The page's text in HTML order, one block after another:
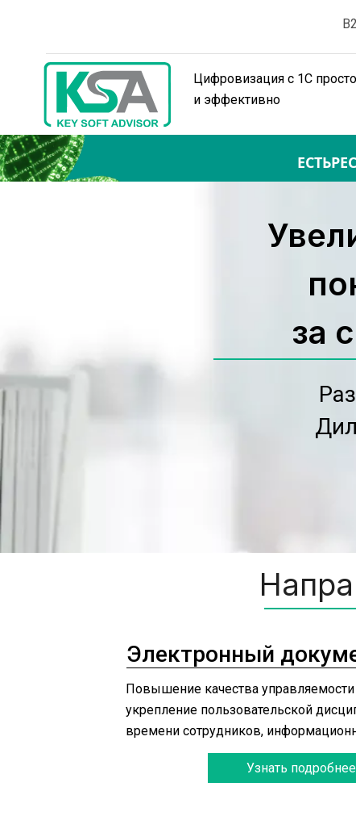
Цифровизация с 1С просто
и эффективно
за
Электронный
Повышение качества управляемости
укрепление пользовательской
времени сотрудников,
Узнать подробнее